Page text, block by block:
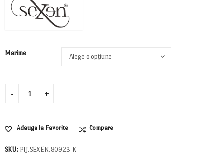
Marime
Adauga la Favorite Compare
SKU: PIJ.SEXEN.80923-K